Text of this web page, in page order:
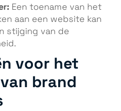
Een toename van het
aan een website kan
stijging van de
voor het
brand